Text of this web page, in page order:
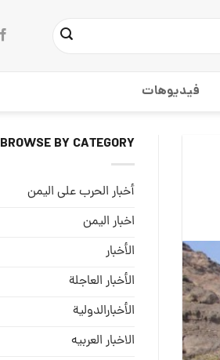
فيديوهات
BROWSE BY CATEGORY
أخبار الحرب على اليمن
اخبار اليمن
الأخبار
الأخبار العاجلة
الأخبارالدولية
الاخبار العربيه